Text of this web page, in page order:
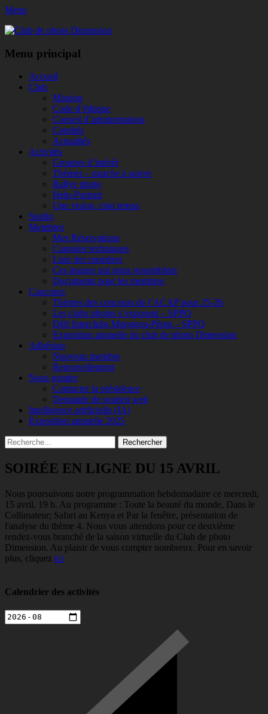
Menu
Club de photo Dimension
Menu principal
Aller
Accueil
Club
Mission
Code d’éthique
Conseil d’administration
Comités
Actualités
Activités
Groupes d’intérêt
Thèmes – marche à suivre
Rallye photo
Help-Portrait
Une vision, cinq temps
Studio
Membres
Mes Réservations
Capsules techniques
Liste des membres
Ces images qui nous ressemblent
Documents pour les membres
Concours
Thèmes des concours de l’ACAP pour 25-26
Les clubs photos s’exposent – SPPQ
Défi Interclubs Mongeon-Pépin – SPPQ
Exposition annuelle du club de photo Dimension
Adhésion
Nouveau membre
Renouvellement
Nous joindre
Contacter la présidence
Demande de soutien web
Intelligence artificielle (IA)
Exposition annuelle 2025
Recherche
Rechercher :
SOIRÉE EN LIGNE DU 15 AVRIL
Nous poursuivons notre programmation hebdomadaire ce mercredi,
15 avril, 19 h. Au programme : Toute la beauté du monde, Dans le
Collimateur; Safari au Kenya et Par la fenêtre, présentation de
l'analyse du thème 4. Nous vous attendons pour ce deuxième
rendez-vous branché de la saison virtuelle du Club de photo
Dimension. Au plaisir de vous compter nombreux. Pour en savoir
plus, cliquez ici
Calendrier des activités